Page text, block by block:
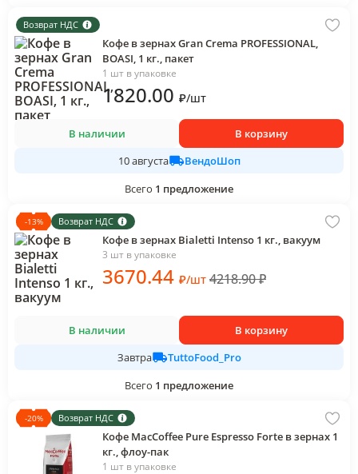
Возврат НДС
Кофе в зернах Gran Crema PROFESSIONAL,
BOASI, 1 кг., пакет
1 шт в упаковке
1820.00 ₽/шт
В наличии
В корзину
10 августа
ВендоШоп
Всего 1 предложение
-13% Возврат НДС
Кофе в зернах Bialetti Intenso 1 кг., вакуум
3 шт в упаковке
3670.44 ₽/шт 4218.90₽
В наличии
В корзину
Завтра
TuttoFood_Pro
Всего 1 предложение
-20% Возврат НДС
Кофе MacCoffee Pure Espresso Forte в зернах 1
кг., флоу-пак
1 шт в упаковке